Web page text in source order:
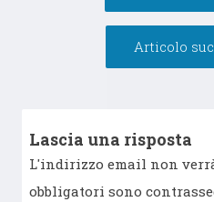
Articolo
Lascia una risposta
L'indirizzo email non
obbligatori sono